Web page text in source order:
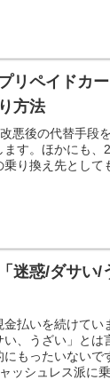
リペイドカ
方法
悪後の代替手段
ます。ほかにも
り換え先として
迷惑/ダサい/
金払いを続けてい
、うざい」とは
にもったいない
ッシュレス派に